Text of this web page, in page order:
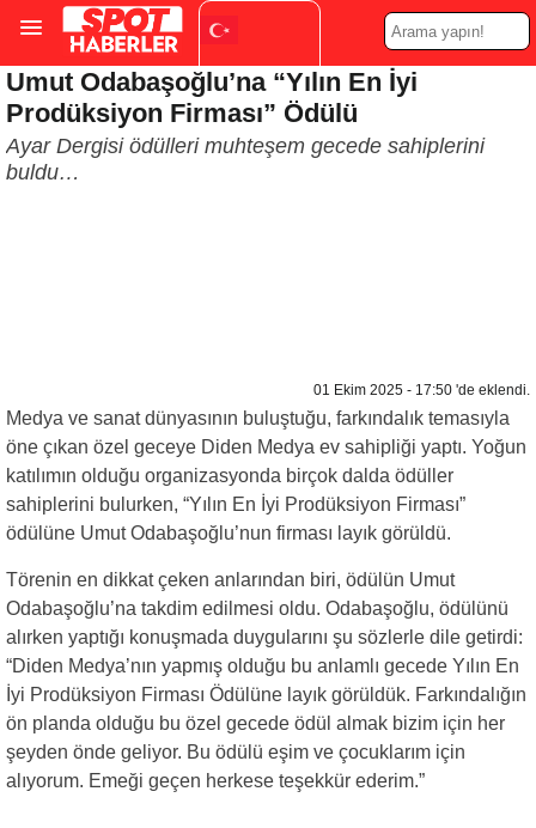
Turkish ▼
Umut Odabaşoğlu’na “Yılın En İyi
Prodüksiyon Firması” Ödülü
Ayar Dergisi ödülleri muhteşem gecede sahiplerini
buldu…
01 Ekim 2025 - 17:50 'de eklendi.
Medya ve sanat dünyasının buluştuğu, farkındalık temasıyla
öne çıkan özel geceye Diden Medya ev sahipliği yaptı. Yoğun
katılımın olduğu organizasyonda birçok dalda ödüller
sahiplerini bulurken, “Yılın En İyi Prodüksiyon Firması”
ödülüne Umut Odabaşoğlu’nun firması layık görüldü.
Törenin en dikkat çeken anlarından biri, ödülün Umut
Odabaşoğlu’na takdim edilmesi oldu. Odabaşoğlu, ödülünü
alırken yaptığı konuşmada duygularını şu sözlerle dile getirdi:
“Diden Medya’nın yapmış olduğu bu anlamlı gecede Yılın En
İyi Prodüksiyon Firması Ödülüne layık görüldük. Farkındalığın
ön planda olduğu bu özel gecede ödül almak bizim için her
şeyden önde geliyor. Bu ödülü eşim ve çocuklarım için
alıyorum. Emeği geçen herkese teşekkür ederim.”